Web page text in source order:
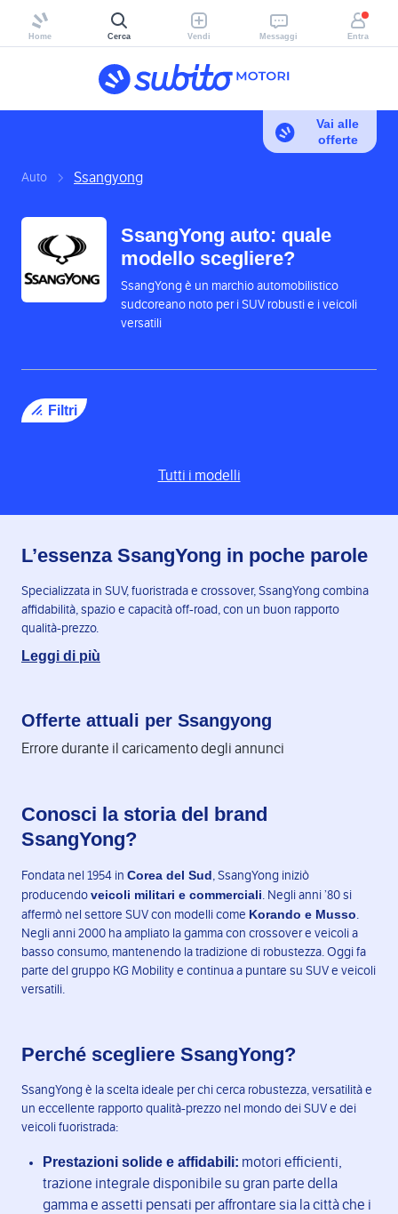
Home Cerca Vendi Messaggi Entra
Auto Ssangyong
Vai alle
offerte
SsangYong auto: quale
modello scegliere?
SsangYong è un marchio automobilistico
sudcoreano noto per i SUV robusti e i veicoli
versatili
Filtri
Tutti i modelli
L’essenza SsangYong in poche parole
Specializzata in SUV, fuoristrada e crossover, SsangYong combina
affidabilità, spazio e capacità off-road, con un buon rapporto
qualità-prezzo.
Leggi di più
Offerte attuali per Ssangyong
Errore durante il caricamento degli annunci
Conosci la storia del brand
SsangYong?
Fondata nel 1954 in Corea del Sud, SsangYong iniziò
producendo veicoli militari e commerciali. Negli anni ’80 si
affermò nel settore SUV con modelli come Korando e Musso.
Negli anni 2000 ha ampliato la gamma con crossover e veicoli a
basso consumo, mantenendo la tradizione di robustezza. Oggi fa
parte del gruppo KG Mobility e continua a puntare su SUV e veicoli
versatili.
Perché scegliere SsangYong?
SsangYong è la scelta ideale per chi cerca robustezza, versatilità e
un eccellente rapporto qualità-prezzo nel mondo dei SUV e dei
veicoli fuoristrada:
Prestazioni solide e affidabili: motori efficienti,
trazione integrale disponibile su gran parte della
gamma e assetti pensati per affrontare sia la città che i